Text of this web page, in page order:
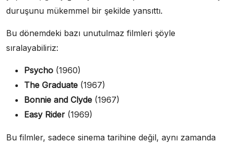
duruşunu mükemmel bir şekilde yansıttı.
Bu dönemdeki bazı unutulmaz filmleri şöyle
sıralayabiliriz:
Psycho (1960)
The Graduate (1967)
Bonnie and Clyde (1967)
Easy Rider (1969)
Bu filmler, sadece sinema tarihine değil, aynı zamanda